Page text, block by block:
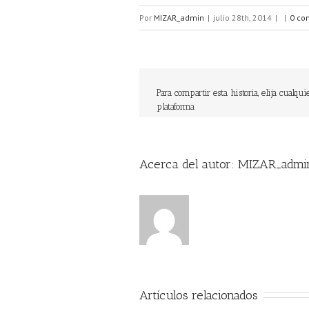
Por MIZAR_admin | julio 28th, 2014 | | 0
Para compartir esta historia, elija
plataforma
Acerca del autor:
Artículos relacionados